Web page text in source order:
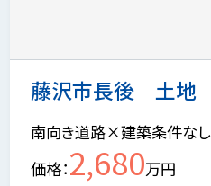
藤沢市長後 土地
南向き道路×建築条件なし
価格 2,680万円